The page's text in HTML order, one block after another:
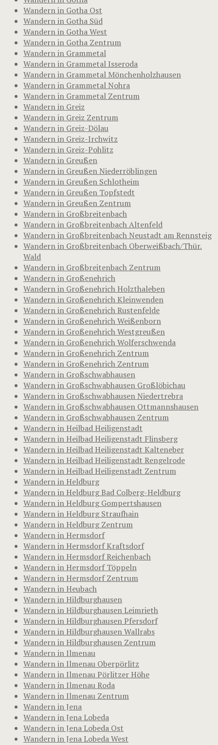
Wandern in Gotha Ost
Wandern in Gotha Süd
Wandern in Gotha West
Wandern in Gotha Zentrum
Wandern in Grammetal
Wandern in Grammetal Isseroda
Wandern in Grammetal Mönchenholzhausen
Wandern in Grammetal Nohra
Wandern in Grammetal Zentrum
Wandern in Greiz
Wandern in Greiz Zentrum
Wandern in Greiz-Dölau
Wandern in Greiz-Irchwitz
Wandern in Greiz-Pohlitz
Wandern in Greußen
Wandern in Greußen Niederröblingen
Wandern in Greußen Schlotheim
Wandern in Greußen Topfstedt
Wandern in Greußen Zentrum
Wandern in Großbreitenbach
Wandern in Großbreitenbach Altenfeld
Wandern in Großbreitenbach Neustadt am Rennsteig
Wandern in Großbreitenbach Oberweißbach/Thür.
Wald
Wandern in Großbreitenbach Zentrum
Wandern in Großenehrich
Wandern in Großenehrich Holzthaleben
Wandern in Großenehrich Kleinwenden
Wandern in Großenehrich Rustenfelde
Wandern in Großenehrich Weißenborn
Wandern in Großenehrich Westgreußen
Wandern in Großenehrich Wolferschwenda
Wandern in Großenehrich Zentrum
Wandern in Großenehrich Zentrum
Wandern in Großschwabhausen
Wandern in Großschwabhausen Großlöbichau
Wandern in Großschwabhausen Niedertrebra
Wandern in Großschwabhausen Ottmannshausen
Wandern in Großschwabhausen Zentrum
Wandern in Heilbad Heiligenstadt
Wandern in Heilbad Heiligenstadt Flinsberg
Wandern in Heilbad Heiligenstadt Kalteneber
Wandern in Heilbad Heiligenstadt Rengelrode
Wandern in Heilbad Heiligenstadt Zentrum
Wandern in Heldburg
Wandern in Heldburg Bad Colberg-Heldburg
Wandern in Heldburg Gompertshausen
Wandern in Heldburg Straufhain
Wandern in Heldburg Zentrum
Wandern in Hermsdorf
Wandern in Hermsdorf Kraftsdorf
Wandern in Hermsdorf Reichenbach
Wandern in Hermsdorf Töppeln
Wandern in Hermsdorf Zentrum
Wandern in Heubach
Wandern in Hildburghausen
Wandern in Hildburghausen Leimrieth
Wandern in Hildburghausen Pfersdorf
Wandern in Hildburghausen Wallrabs
Wandern in Hildburghausen Zentrum
Wandern in Ilmenau
Wandern in Ilmenau Oberpörlitz
Wandern in Ilmenau Pörlitzer Höhe
Wandern in Ilmenau Roda
Wandern in Ilmenau Zentrum
Wandern in Jena
Wandern in Jena Lobeda
Wandern in Jena Lobeda Ost
Wandern in Jena Lobeda West